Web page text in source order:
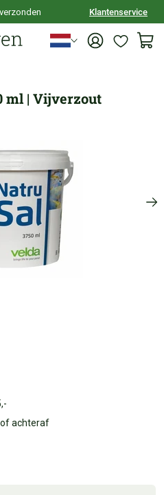
verzonden Klantenservice
ml | Vijverzout
achteraf